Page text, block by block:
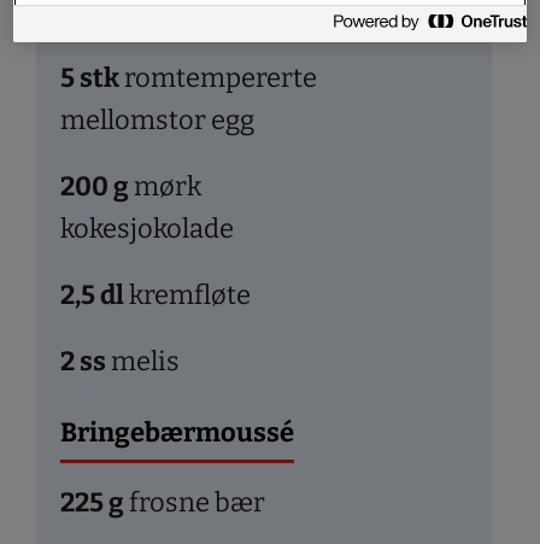
Sjokolademoussé
5stkromtempererte
mellomstor egg
200g mørk
kokesjokolade
2,5dlkremfløte
2ss melis
Bringebærmoussé
225g frosne bær